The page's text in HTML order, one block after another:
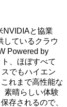
NVIDIAと協業
しているクラウ
Powered by
、ほぼすべて
でもハイエン
れまで高性能な
素晴らしい体験
存されるので、